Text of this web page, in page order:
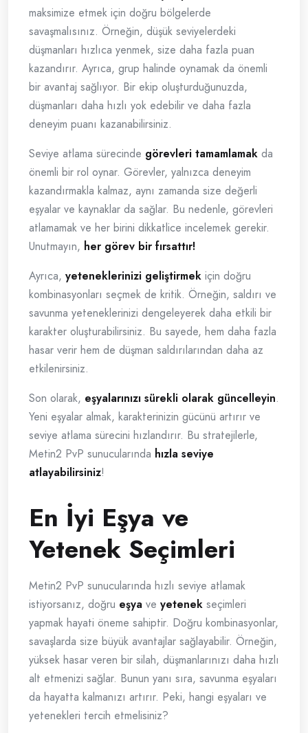
maksimize etmek için doğru bölgelerde
savaşmalısınız. Örneğin, düşük seviyelerdeki
düşmanları hızlıca yenmek, size daha fazla puan
kazandırır. Ayrıca, grup halinde oynamak da önemli
bir avantaj sağlıyor. Bir ekip oluşturduğunuzda,
düşmanları daha hızlı yok edebilir ve daha fazla
deneyim puanı kazanabilirsiniz.
Seviye atlama sürecinde görevleri tamamlamak da
önemli bir rol oynar. Görevler, yalnızca deneyim
kazandırmakla kalmaz, aynı zamanda size değerli
eşyalar ve kaynaklar da sağlar. Bu nedenle, görevleri
atlamamak ve her birini dikkatlice incelemek gerekir.
Unutmayın, her görev bir fırsattır!
Ayrıca, yeteneklerinizi geliştirmek için doğru
kombinasyonları seçmek de kritik. Örneğin, saldırı ve
savunma yeteneklerinizi dengeleyerek daha etkili bir
karakter oluşturabilirsiniz. Bu sayede, hem daha fazla
hasar verir hem de düşman saldırılarından daha az
etkilenirsiniz.
Son olarak, eşyalarınızı sürekli olarak güncelleyin.
Yeni eşyalar almak, karakterinizin gücünü artırır ve
seviye atlama sürecini hızlandırır. Bu stratejilerle,
Metin2 PvP sunucularında hızla seviye
atlayabilirsiniz!
En İyi Eşya ve
Yetenek Seçimleri
Metin2 PvP sunucularında hızlı seviye atlamak
istiyorsanız, doğru eşya ve yetenek seçimleri
yapmak hayati öneme sahiptir. Doğru kombinasyonlar,
savaşlarda size büyük avantajlar sağlayabilir. Örneğin,
yüksek hasar veren bir silah, düşmanlarınızı daha hızlı
alt etmenizi sağlar. Bunun yanı sıra, savunma eşyaları
da hayatta kalmanızı artırır. Peki, hangi eşyaları ve
yetenekleri tercih etmelisiniz?